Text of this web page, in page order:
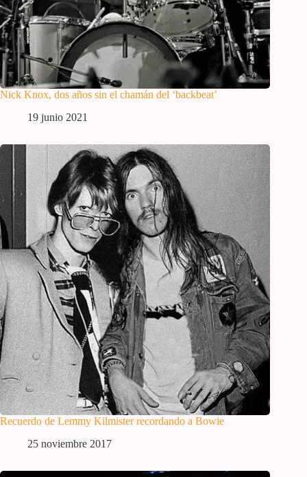
Nick Knox, dos años sin el chamán del ‘backbeat’
19 junio 2021
Recuerdo de Lemmy Kilmister recordando a Bowie
25 noviembre 2017